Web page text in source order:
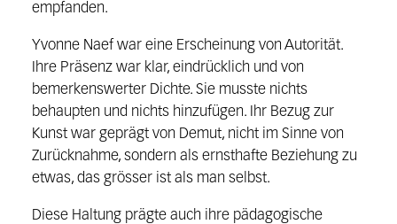
empfanden.
Yvonne Naef war eine Erscheinung von Autorität.
Ihre Präsenz war klar, eindrücklich und von
bemerkenswerter Dichte. Sie musste nichts
behaupten und nichts hinzufügen. Ihr Bezug zur
Kunst war geprägt von Demut, nicht im Sinne von
Zurücknahme, sondern als ernsthafte Beziehung zu
etwas, das grösser ist als man selbst.
Diese Haltung prägte auch ihre pädagogische